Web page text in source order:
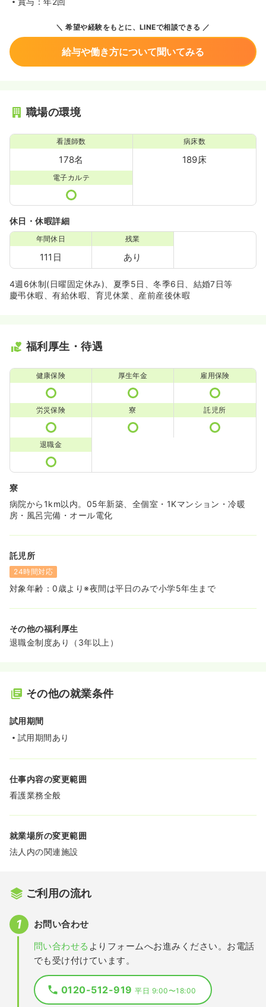
希望や経験をもとに、LINEで相談できる
給与や働き方について聞いてみる
職場の環境
看護師数
178名
病床数
189床
電子カルテ
休日・休暇詳細
年間休日
111日
残業
あり
4週6休制(日曜固定休み)、夏季5日、冬季6日、結婚7日等
慶弔休暇、有給休暇、育児休業、産前産後休暇
福利厚生・待遇
健康保険 厚生年金 雇用保険
労災保険 寮 託児所
退職金
寮
病院から1km以内。05年新築、全個室・1Kマンション・冷暖
房・風呂完備・オール電化
託児所
24時間対応
対象年齢：0歳より※夜間は平日のみで小学5年生まで
その他の福利厚生
退職金制度あり（3年以上）
その他の就業条件
試用期間
試用期間あり
仕事内容の変更範囲
看護業務全般
就業場所の変更範囲
法人内の関連施設
ご利用の流れ
お問い合わせ
問い合わせる よりフォームへお進みください。お電話
でも受け付けています。
0120-512-919平日 9:00〜18:00